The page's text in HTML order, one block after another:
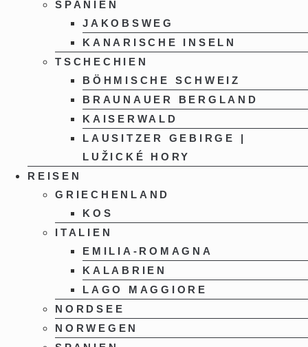
SPANIEN
JAKOBSWEG
KANARISCHE INSELN
TSCHECHIEN
BÖHMISCHE SCHWEIZ
BRAUNAUER BERGLAND
KAISERWALD
LAUSITZER GEBIRGE |
LUŽICKÉ HORY
REISEN
GRIECHENLAND
KOS
ITALIEN
EMILIA-ROMAGNA
KALABRIEN
LAGO MAGGIORE
NORDSEE
NORWEGEN